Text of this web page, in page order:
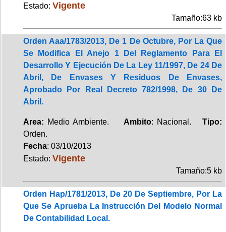
Estado: Vigente
Tamaño:63 kb
Orden Aaa/1783/2013, De 1 De Octubre, Por La Que
Se Modifica El Anejo 1 Del Reglamento Para El
Desarrollo Y Ejecución De La Ley 11/1997, De 24 De
Abril, De Envases Y Residuos De Envases,
Aprobado Por Real Decreto 782/1998, De 30 De
Abril.
Area: Medio Ambiente. Ambito: Nacional.Tipo:
Orden.
Fecha: 03/10/2013
Estado: Vigente
Tamaño:5 kb
Orden Hap/1781/2013, De 20 De Septiembre, Por La
Que Se Aprueba La Instrucción Del Modelo Normal
De Contabilidad Local.